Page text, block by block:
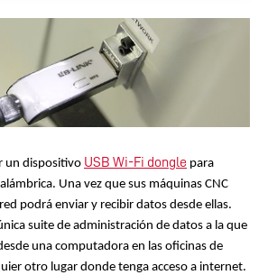
un dispositivo USB Wi-Fi dongle para
Una vez que sus máquinas CNC
podrá enviar y recibir datos desde ellas.
suite de administración de datos a la que
una computadora en las oficinas de
otro lugar donde tenga acceso a internet.